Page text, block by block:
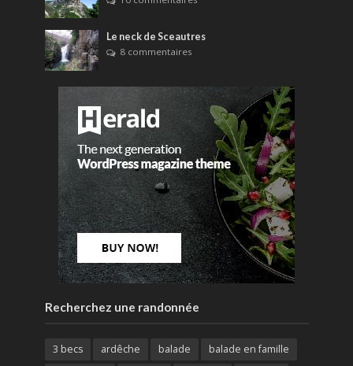
Le neck de Sceautres
8 commentaires
Recherchez une randonnée
3 becs ardêche balade
balade en famille